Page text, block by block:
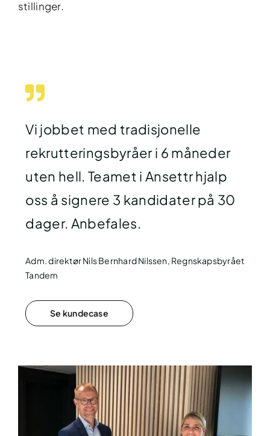
stillinger.
Vi jobbet med tradisjonelle
rekrutteringsbyråer i 6 måneder
uten hell. Teamet i Ansettr hjalp
oss å signere 3 kandidater på 30
dager. Anbefales.
Adm. direktør Nils Bernhard Nilssen, Regnskapsbyrået
Tandem
Se kundecase